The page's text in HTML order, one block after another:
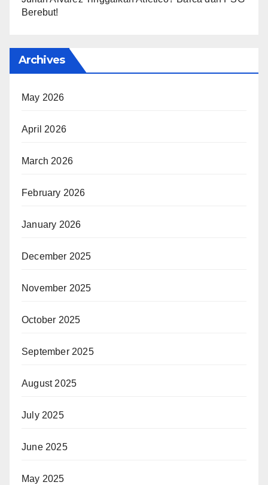
Berebut!
Archives
May 2026
April 2026
March 2026
February 2026
January 2026
December 2025
November 2025
October 2025
September 2025
August 2025
July 2025
June 2025
May 2025